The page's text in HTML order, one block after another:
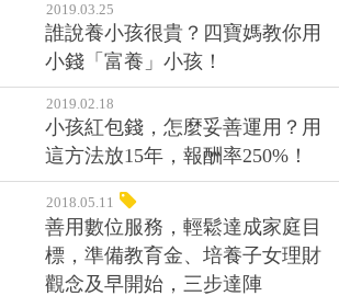
2019.03.25
誰說養小孩很貴？四寶媽教你用
小錢「富養」小孩！
2019.02.18
小孩紅包錢，怎麼妥善運用？用
這方法放15年，報酬率250%！
2018.05.11
善用數位服務，輕鬆達成家庭目
標，準備教育金、培養子女理財
觀念及早開始，三步達陣